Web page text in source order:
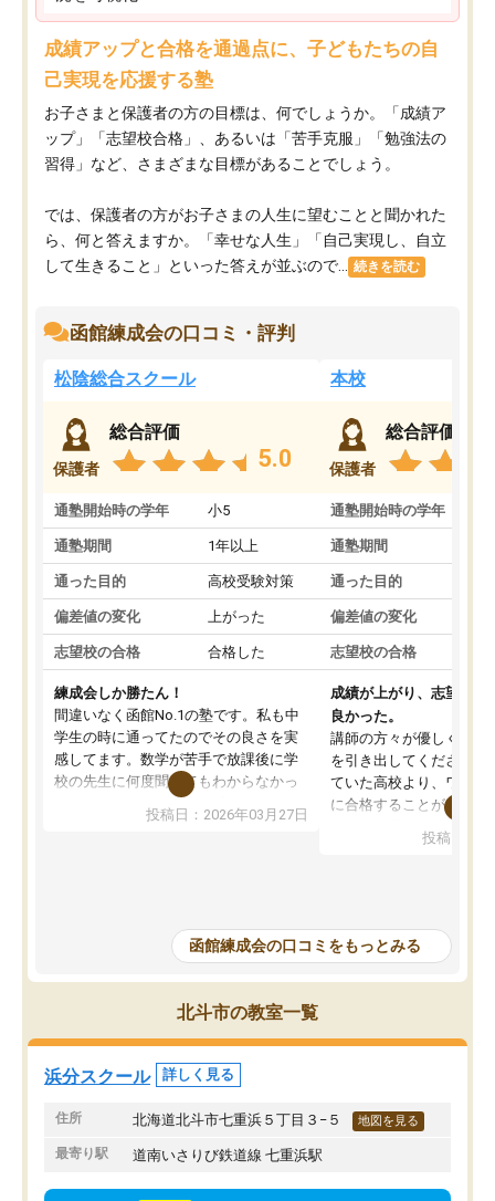
成績アップと合格を通過点に、子どもたちの自
己実現を応援する塾
お子さまと保護者の方の目標は、何でしょうか。「成績ア
ップ」「志望校合格」、あるいは「苦手克服」「勉強法の
習得」など、さまざまな目標があることでしょう。
では、保護者の方がお子さまの人生に望むことと聞かれた
ら、何と答えますか。「幸せな人生」「自己実現し、自立
して生きること」といった答えが並ぶので...
続きを読む
函館練成会の口コミ・評判
松陰総合スクール
保護者
総合評価
5.0
通塾開始時の学年 小5
通塾期間 1年以上
通った目的 高校受験対策
偏差値の変化 上がった
志望校の合格 合格した
練成会しか勝たん！
間違いなく函館No.1の塾です。私も中
学生の時に通ってたのでその良さを実
感してます。数学が苦手で放課後に学
校の先生に何度聞いてもわからなかっ
たのに、練成会の先生に聞いたらあん
なにわからなかった因数分解があっさ
高いとは思います。ですが塾代をケチ
って安いだけが魅力の塾にいれて第一
志望校不合格では本末転倒だし安物買
いの銭失いにならない為にもそこはケ
チる所ではない。練成会で頑張ったお
かげで心配する事なく第一志望校にす
んなり合格できたので、数ある塾の中
から練成会に決めた我が選択に一片の
悔い無し！
投稿日：2026年03月27日
本校
保護者
総合評価
通塾開始時の学年
通塾期間
通った目的
偏差値の変化
志望校の合格
成績が上がり、志望校に
良かった。
講師の方々が優しく、子
を引き出してくださり、
ていた高校より、ワンラ
に合格することが出来た
いますが、面倒臭い、
投稿日：
函館練成会の口コミをもっとみる
北斗市の教室一覧
浜分スクール 詳しく見る
住所 北海道北斗市七重浜５丁目３−５ 地図を見る
最寄り駅 道南いさりび鉄道線 七重浜駅